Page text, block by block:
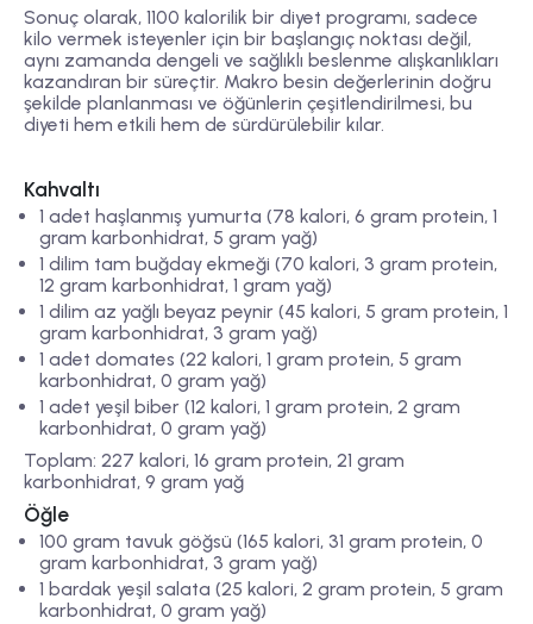
Sonuç olarak, 1100 kalorilik bir diyet programı, sadece
kilo vermek isteyenler için bir başlangıç noktası değil,
aynı zamanda dengeli ve sağlıklı beslenme alışkanlıkları
kazandıran bir süreçtir. Makro besin değerlerinin doğru
şekilde planlanması ve öğünlerin çeşitlendirilmesi, bu
diyeti hem etkili hem de sürdürülebilir kılar.
Kahvaltı
1 adet haşlanmış yumurta (78 kalori, 6 gram protein, 1
gram karbonhidrat, 5 gram yağ)
1 dilim tam buğday ekmeği (70 kalori, 3 gram protein,
12 gram karbonhidrat, 1 gram yağ)
1 dilim az yağlı beyaz peynir (45 kalori, 5 gram protein, 1
gram karbonhidrat, 3 gram yağ)
1 adet domates (22 kalori, 1 gram protein, 5 gram
karbonhidrat, 0 gram yağ)
1 adet yeşil biber (12 kalori, 1 gram protein, 2 gram
karbonhidrat, 0 gram yağ)
Toplam: 227 kalori, 16 gram protein, 21 gram
karbonhidrat, 9 gram yağ
Öğle
100 gram tavuk göğsü (165 kalori, 31 gram protein, 0
gram karbonhidrat, 3 gram yağ)
1 bardak yeşil salata (25 kalori, 2 gram protein, 5 gram
karbonhidrat, 0 gram yağ)